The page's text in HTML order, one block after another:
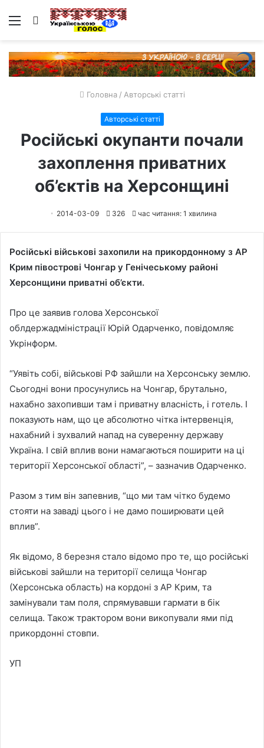
Меню Пошук
Головна / Авторські статті
Авторські статті
Російські окупанти почали
захоплення приватних
об’єктів на Херсонщині
2014-03-09 326 час читання: 1 хвилина
Російські військові захопили на прикордонному з АР
Крим півострові Чонгар у Генічеському районі
Херсонщини приватні об’єкти.
Про це заявив голова Херсонської
облдержадміністрації Юрій Одарченко, повідомляє
Укрінформ.
“Уявіть собі, військові РФ зайшли на Херсонську землю.
Сьогодні вони просунулись на Чонгар, брутально,
нахабно захопивши там і приватну власність, і готель. І
показують нам, що це абсолютно чітка інтервенція,
нахабний і зухвалий напад на суверенну державу
Україна. І свій вплив вони намагаються поширити на ці
території Херсонської області”, – зазначив Одарченко.
Разом з тим він запевнив, “що ми там чітко будемо
стояти на заваді цього і не дамо поширювати цей
вплив”.
Як відомо, 8 березня стало відомо про те, що російські
військові зайшли на території селища Чонгар
(Херсонська область) на кордоні з АР Крим, та
замінували там поля, спрямувавши гармати в бік
селища. Також трактором вони викопували ями під
прикордонні стовпи.
УП